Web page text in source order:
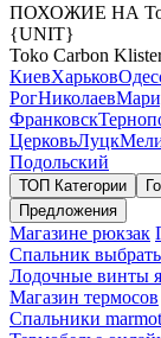
ПОХОЖИЕ НА
{UNIT}
Toko Carbon
КиевХарьков
РогНиколаев
Франковск
ЦерковьЛуцк
Подольский
ТОП Категории
Предложения
Магазине рюкзак
Спальник выбрать
Лодочные винты
Магазин термосов
Спальники marmot